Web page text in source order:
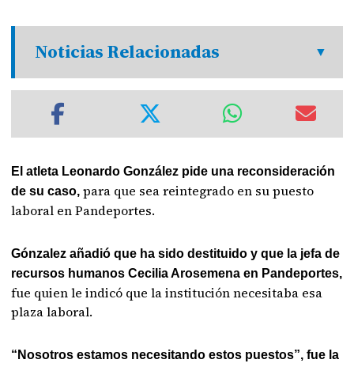
Noticias Relacionadas
El atleta Leonardo González pide una reconsideración
de su caso,para que sea reintegrado en su puesto
laboral en Pandeportes.
Gónzalez añadió que ha sido destituido y que la jefa de
recursos humanos Cecilia Arosemena en Pandeportes,
fue quien le indicó que la institución necesitaba esa
plaza laboral.
“Nosotros estamos necesitando estos puestos”, fue la